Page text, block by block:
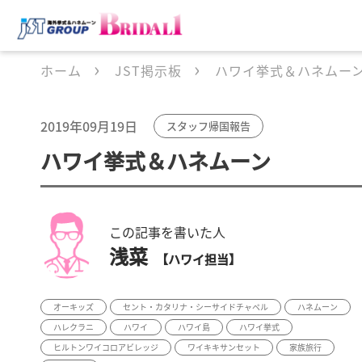
ホーム JST掲示板 ハワイ挙式＆ハネムー
2019年09月19日 スタッフ帰国報告
ハワイ挙式＆ハネムーン
この記事を書いた人
浅菜 【ハワイ担当】
オーキッズ セント・カタリナ・シーサイドチャペル
ハネムーン
ハレクラニ
ハワイ ハワイ島
ハワイ挙式
ヒルトンワイコロアビレッジ
ワイキキサンセット
家族旅行